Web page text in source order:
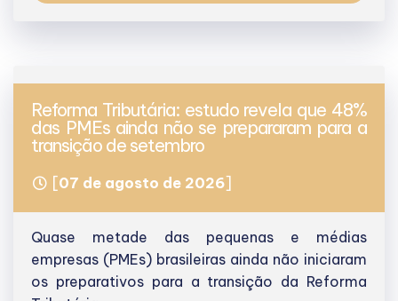
Reforma Tributária: estudo revela que 48%
das PMEs ainda não se prepararam para a
transição de setembro
[07 de agosto de 2026]
Quase metade das pequenas e médias
empresas (PMEs) brasileiras ainda não iniciaram
os preparativos para a transição da Reforma